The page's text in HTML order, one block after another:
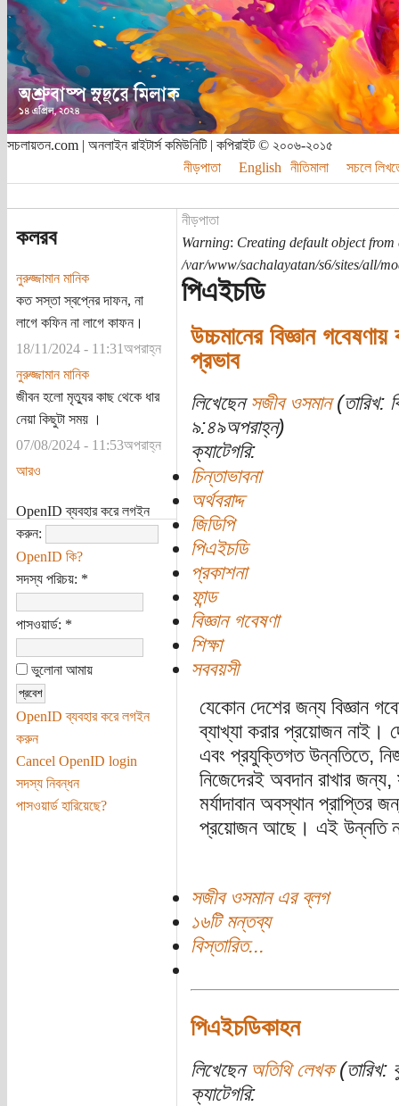
সচলায়তন.com | অনলাইন রাইটার্স কমিউনিটি | কপিরাইট © ২০০৬-২০১৫
নীড়পাতা
English নীতিমালা সচলে
কলরব
নুরুজ্জামান মানিক
কত সস্তা স্বপ্নের দাফন, না
লাগে কফিন না লাগে কাফন।
18/11/2024 - 11:31অপরাহ্ন
নুরুজ্জামান মানিক
জীবন হলো মৃত্যুর কাছ থেকে ধার
নেয়া কিছুটা সময় ।
07/08/2024 - 11:53অপরাহ্ন
আরও
OpenID ব্যবহার করে লগইন
করুন:
OpenID কি?
সদস্য পরিচয়: *
পাসওয়ার্ড: *
ভুলোনা আমায়
OpenID ব্যবহার করে লগইন
করুন
Cancel OpenID login
সদস্য নিবন্ধন
পাসওয়ার্ড হারিয়েছে?
নীড়পাতা
Warning: Creating default object from
/var/www/sachalayatan/s6/sites/all/
পিএইচডি
উচ্চমানের বিজ্ঞান
প্রভাব
লিখেছেন সজীব ওসমান(তারিখ:
৯:৪৯অপরাহ্ন)
ক্যাটেগরি:
চিন্তাভাবনা
অর্থবরাদ্দ
জিডিপি
পিএইচডি
প্রকাশনা
ফান্ড
বিজ্ঞান গবেষণা
শিক্ষা
সববয়সী
যেকোন দেশের জন্য বিজ্ঞান
ব্যাখ্যা করার প্রয়োজন নাই।
এবং প্রযুক্তিগত উন্নতিতে,
নিজেদেরই অবদান রাখার জন্য,
মর্যাদাবান অবস্থান প্রাপ্তির
প্রয়োজন আছে। এই উন্নতি না
সজীব ওসমান এর ব্লগ
১৬টি মন্তব্য
বিস্তারিত...
পিএইচডিকাহন
লিখেছেন অতিথি লেখক(তারিখ:
ক্যাটেগরি: